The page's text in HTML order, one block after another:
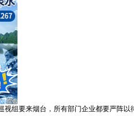
视组要来烟台，所有部门企业都要严阵